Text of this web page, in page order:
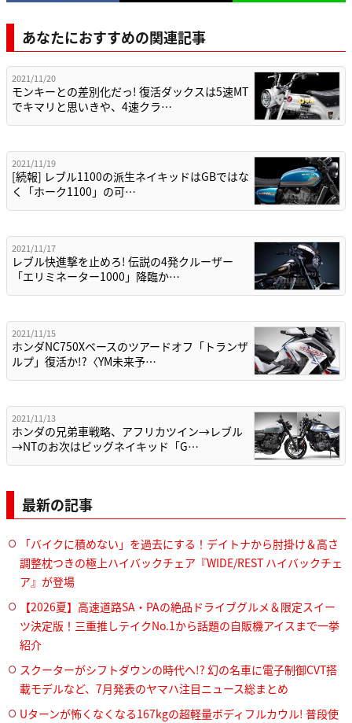
あなたにおすすめの関連記事
2021/11/20
モンキーとの差別化だっ! 復活ダックスは5速MT
でキマリと思いきや、4速クラ…
2021/11/19
[続報] レブル1100の派生ネイキッドはGBではな
く「ホーク1100」の可…
2021/11/17
レブル快進撃を止めろ! 伝説の4発クルーザー
「エリミネーター1000」降臨か…
2021/11/15
ホンダNC750Xベースのツアードオフ「トランザ
ルプ」復活か!?〈YM未来予…
2021/11/13
ホンダの兄弟車戦略、アフリカツイン→レブル
→NTのお次はビッグネイキッド「G…
最新の記事
「バイクに積めない」を過去にする！デイトナから肘掛け＆高さ
調整枕つきの極上ハイバックチェア『WIDE/REST ハイバックチェ
ア』が登場
【2026夏】高速道路SA・PAの絶品ドライブグルメ＆限定スイー
ツ決定版！三重推しテイクNo.1から話題の自販機アイスまで一挙
紹介
スクーターがシフトダウンの時代へ!? 幻の名車に電子制御CVT搭
載モデルなど、7月発表のヤマハ注目ニュース総まとめ
Uターンが怖くなくなる167kgの超軽量ボディフルカウル! 普段使